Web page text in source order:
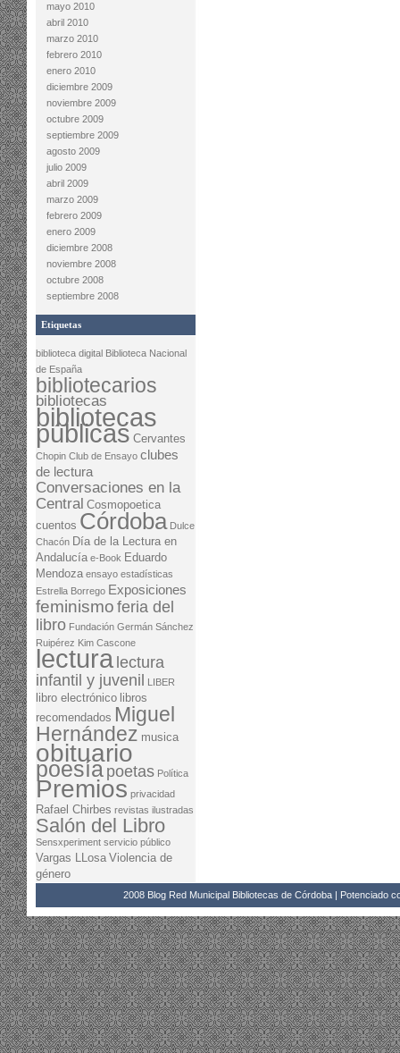
mayo 2010
abril 2010
marzo 2010
febrero 2010
enero 2010
diciembre 2009
noviembre 2009
octubre 2009
septiembre 2009
agosto 2009
julio 2009
abril 2009
marzo 2009
febrero 2009
enero 2009
diciembre 2008
noviembre 2008
octubre 2008
septiembre 2008
Etiquetas
biblioteca digital Biblioteca Nacional
de España
bibliotecarios
bibliotecas
bibliotecas
públicas Cervantes
Chopin Club de Ensayo clubes
de lectura
Conversaciones en la
Central Cosmopoetica
cuentos Córdoba Dulce
Chacón Día de la Lectura en
Andalucía e-Book Eduardo
Mendoza ensayo estadísticas
Estrella Borrego Exposiciones
feminismo feria del
libro Fundación Germán Sánchez
Ruipérez Kim Cascone
lectura lectura
infantil y juvenil
LIBER
libro electrónico libros
recomendados Miguel
Hernández musica
obituario
poesía poetas Política
Premios privacidad
Rafael Chirbes revistas ilustradas
Salón del Libro
Sensxperiment servicio público
Vargas LLosa Violencia de
género
2008 Blog Red Municipal Bibliotecas de Córdoba | Potenciado